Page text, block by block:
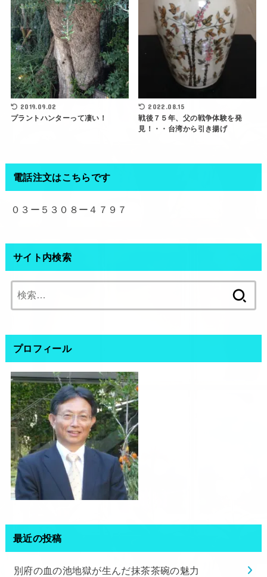
2019.09.02
プラントハンターって凄い！
2022.08.15
戦後７５年、父の戦争体験を発
見！・・台湾から引き揚げ
電話注文はこちらです
０３ー５３０８ー４７９７
サイト内検索
索:
プロフィール
最近の投稿
別府の血の池地獄が生んだ抹茶茶碗の魅力